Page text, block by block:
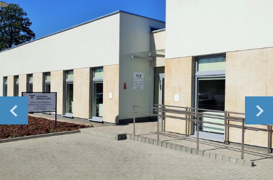
Romania
Russia
Slovakia
Slovenia
Spain
Sweden
Switzerland